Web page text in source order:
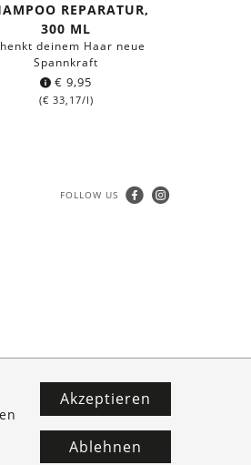
REPARATUR,
300 ML
deinem Haar neue
Spannkraft
€ 9,95
(€ 33,17/l)
FOLLOW US
Akzeptieren
Ablehnen